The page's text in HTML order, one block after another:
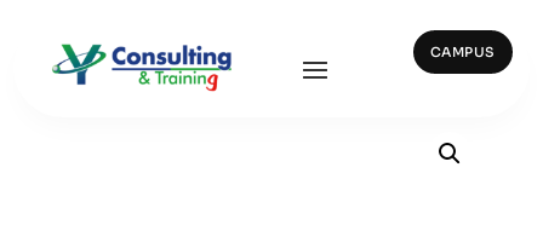
CAMPUS
Inicio Ocular y Facial / 10500 PEXTREM CLARA